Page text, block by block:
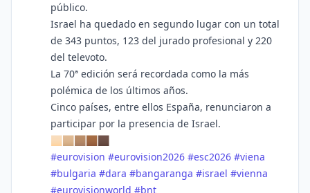
público.
Israel ha quedado en segundo lugar con un total
de 343 puntos, 123 del jurado profesional y 220
del televoto.
La 70ª edición será recordada como la más
polémica de los últimos años.
Cinco países, entre ellos España, renunciaron a
participar por la presencia de Israel.
🏻🏼🏽🏾🏿
#eurovision #eurovision2026 #esc2026 #viena
#bulgaria #dara #bangaranga #israel #vienna
#eurovisionworld #bnt